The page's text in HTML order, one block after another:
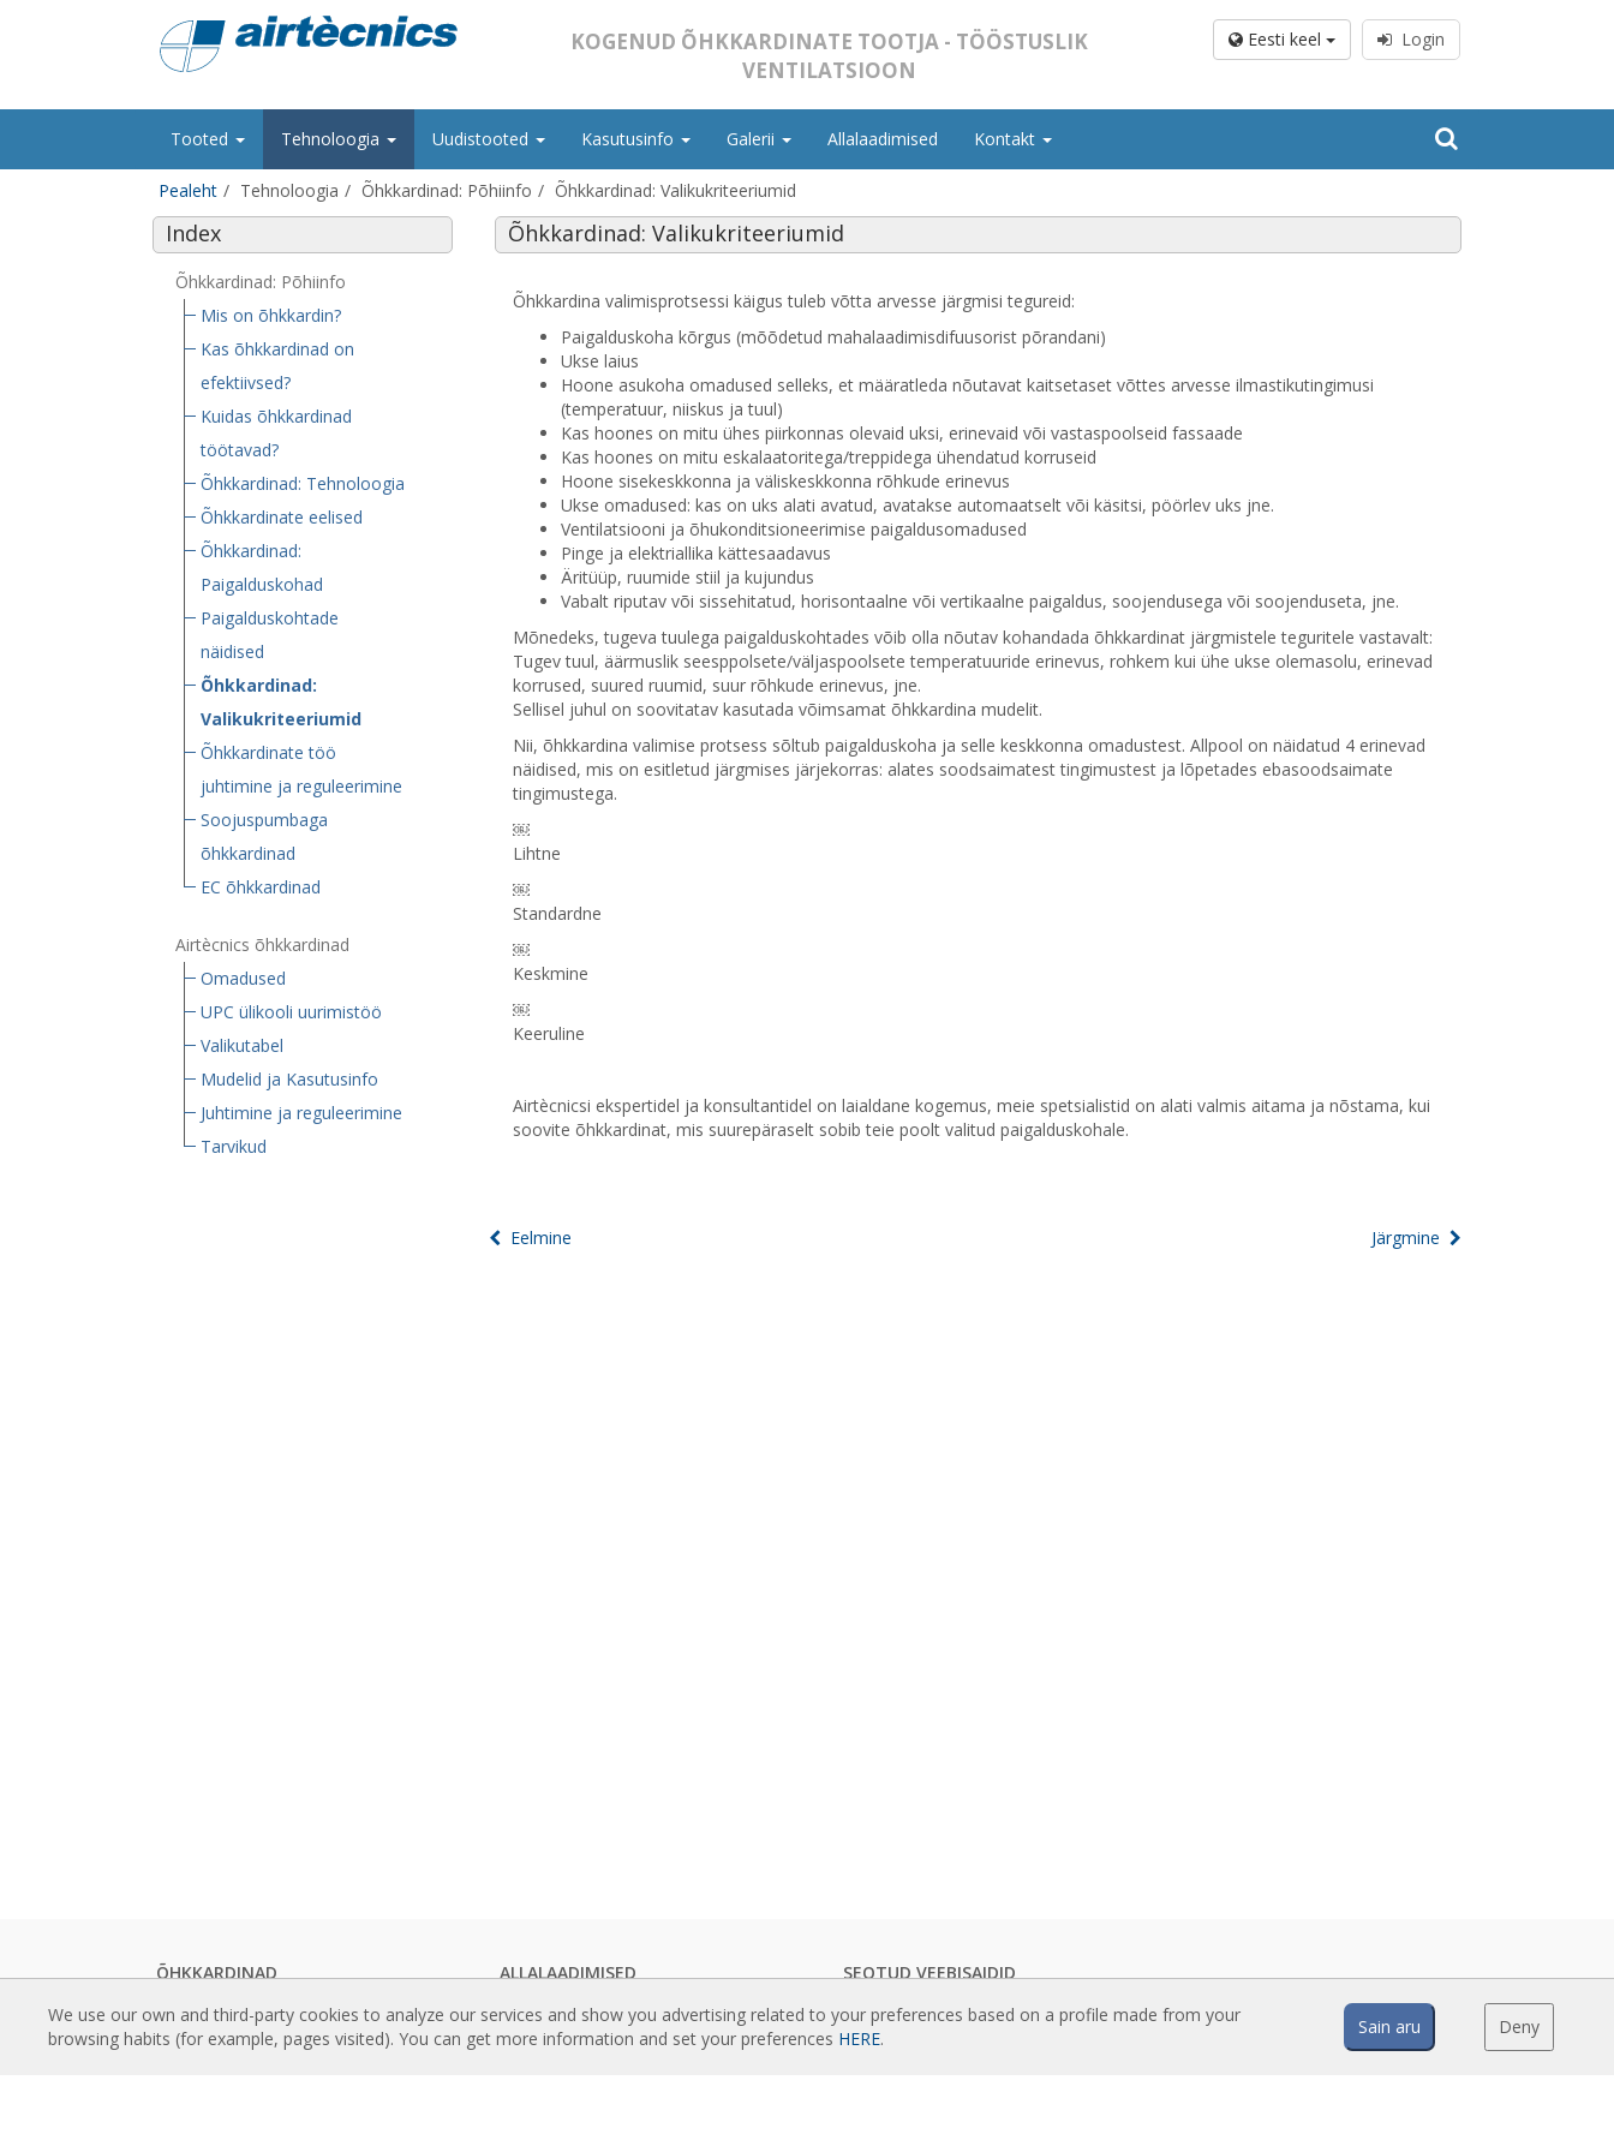
KOGENUD ÕHKKARDINATE TOOTJA - TÖÖSTUSLIK
VENTILATSIOON
Eesti keel Login
Tooted Tehnoloogia Uudistooted Kasutusinfo Galerii Allalaadimised Kontakt
Pealeht Tehnoloogia Õhkkardinad: Põhiinfo Õhkkardinad: Valikukriteeriumid
Index
Õhkkardinad: Põhiinfo
Mis on õhkkardin?
Kas õhkkardinad on
efektiivsed?
Kuidas õhkkardinad
töötavad?
Õhkkardinad: Tehnoloogia
Õhkkardinate eelised
Õhkkardinad:
Paigalduskohad
Paigalduskohtade
näidised
Õhkkardinad:
Valikukriteeriumid
Õhkkardinate töö
juhtimine ja reguleerimine
Soojuspumbaga
õhkkardinad
EC õhkkardinad
Airtècnics õhkkardinad
Omadused
UPC ülikooli uurimistöö
Valikutabel
Mudelid ja Kasutusinfo
Juhtimine ja reguleerimine
Tarvikud
Õhkkardinad: Valikukriteeriumid
Õhkkardina valimisprotsessi käigus tuleb võtta arvesse järgmisi tegureid:
Paigalduskoha kõrgus (mõõdetud mahalaadimisdifuusorist põrandani)
Ukse laius
Hoone asukoha omadused selleks, et määratleda nõutavat kaitsetaset võttes arvesse ilmastikutingimusi
(temperatuur, niiskus ja tuul)
Kas hoones on mitu ühes piirkonnas olevaid uksi, erinevaid või vastaspoolseid fassaade
Kas hoones on mitu eskalaatoritega/treppidega ühendatud korruseid
Hoone sisekeskkonna ja väliskeskkonna rõhkude erinevus
Ukse omadused: kas on uks alati avatud, avatakse automaatselt või käsitsi, pöörlev uks jne.
Ventilatsiooni ja õhukonditsioneerimise paigaldusomadused
Pinge ja elektriallika kättesaadavus
Äritüüp, ruumide stiil ja kujundus
Vabalt riputav või sissehitatud, horisontaalne või vertikaalne paigaldus, soojendusega või soojenduseta, jne.
Mõnedeks, tugeva tuulega paigalduskohtades võib olla nõutav kohandada õhkkardinat järgmistele teguritele vastavalt:
Tugev tuul, äärmuslik seesppolsete/väljaspoolsete temperatuuride erinevus, rohkem kui ühe ukse olemasolu, erinevad
korrused, suured ruumid, suur rõhkude erinevus, jne.
Sellisel juhul on soovitatav kasutada võimsamat õhkkardina mudelit.
Nii, õhkkardina valimise protsess sõltub paigalduskoha ja selle keskkonna omadustest. Allpool on näidatud 4 erinevad
näidised, mis on esitletud järgmises järjekorras: alates soodsaimatest tingimustest ja lõpetades ebasoodsaimate
tingimustega.
￼
Lihtne
￼
Standardne
￼
Keskmine
￼
Keeruline
Airtècnicsi ekspertidel ja konsultantidel on laialdane kogemus, meie spetsialistid on alati valmis aitama ja nõstama, kui
soovite õhkkardinat, mis suurepäraselt sobib teie poolt valitud paigalduskohale.
Eelmine Järgmine
ÕHKKARDINAD
Standardsed õhkkardinad
Sisseehitatavad õhkkardinad
Dekoratiivsed, tellimusel valmistatavad
ALLALAADIMISED
Õhkkardinate kataloogid
Tehniline dokumentatsioon
SEOTUD VEEBISAIDID
Rideaux d’air
Actuadores
We use our own and third-party cookies to analyze our services and show you advertising related to your preferences based on a profile made from your
browsing habits (for example, pages visited). You can get more information and set your preferences HERE.
Sain aru Deny